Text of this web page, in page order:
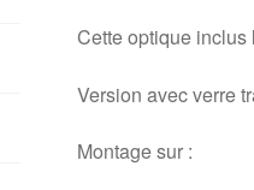
Cette optique
Version avec verre
Montage sur :